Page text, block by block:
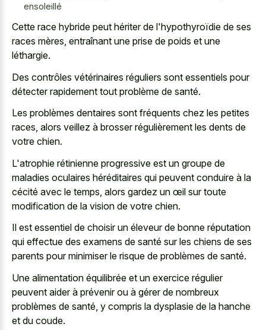
ensoleillé
Cette race hybride peut hériter de l'hypothyroïdie de ses
races mères, entraînant une prise de poids et une
léthargie.
Des contrôles vétérinaires réguliers sont essentiels pour
détecter rapidement tout problème de santé.
Les problèmes dentaires sont fréquents chez les petites
races, alors veillez à brosser régulièrement les dents de
votre chien.
L'atrophie rétinienne progressive est un groupe de
maladies oculaires héréditaires qui peuvent conduire à la
cécité avec le temps, alors gardez un œil sur toute
modification de la vision de votre chien.
Il est essentiel de choisir un éleveur de bonne réputation
qui effectue des examens de santé sur les chiens de ses
parents pour minimiser le risque de problèmes de santé.
Une alimentation équilibrée et un exercice régulier
peuvent aider à prévenir ou à gérer de nombreux
problèmes de santé, y compris la dysplasie de la hanche
et du coude.